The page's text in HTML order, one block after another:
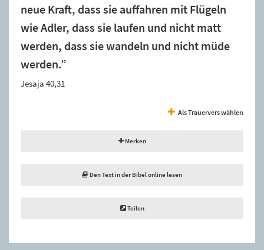
neue Kraft, dass sie auffahren mit Flügeln
wie Adler, dass sie laufen und nicht matt
werden, dass sie wandeln und nicht müde
werden.”
Jesaja 40,31
Als Trauervers wählen
Merken
Den Text in der Bibel online lesen
Teilen